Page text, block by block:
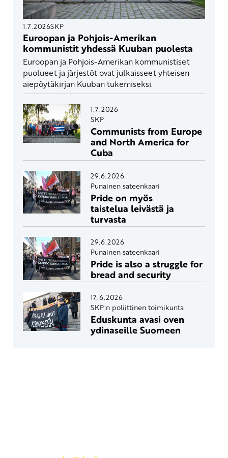
1.7.2026SKP
Euroopan ja Pohjois-Amerikan
kommunistit yhdessä Kuuban puolesta
Euroopan ja Pohjois-Amerikan kommunistiset
puolueet ja järjestöt ovat julkaisseet yhteisen
aiepöytäkirjan Kuuban tukemiseksi.
1.7.2026
SKP
Communists from Europe
and North America for
Cuba
29.6.2026
Punainen sateenkaari
Pride on myös
taistelua leivästä ja
turvasta
29.6.2026
Punainen sateenkaari
Pride is also a struggle for
bread and security
17.6.2026
SKP:n poliittinen toimikunta
Eduskunta avasi oven
ydinaseille Suomeen